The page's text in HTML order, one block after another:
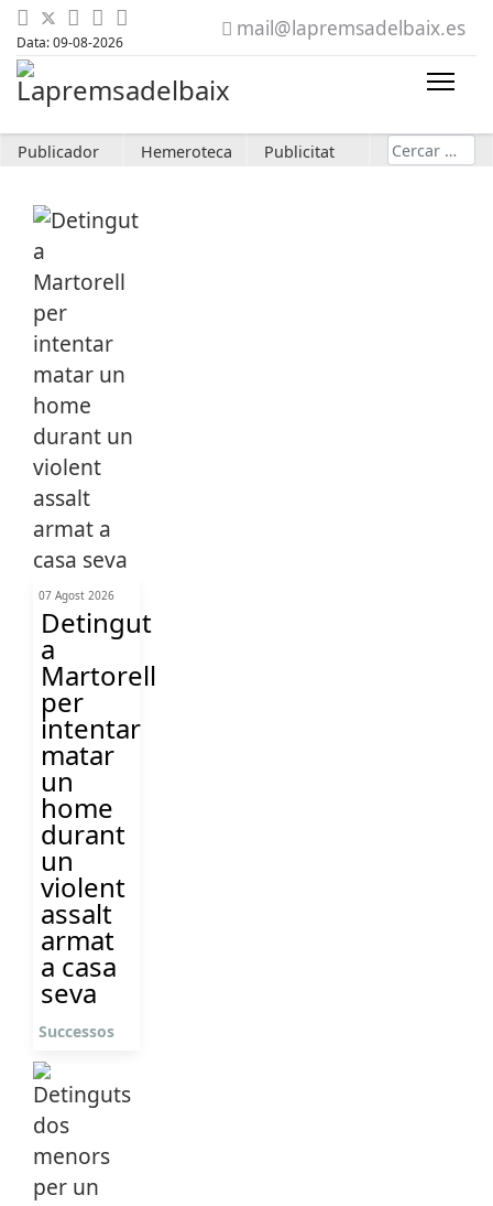
Data: 09-08-2026
mail@lapremsadelbaix.es
Publicador Hemeroteca Publicitat Cerca
07 Agost 2026
Detingut
a
Martorell
per
intentar
matar
un
home
durant
un
violent
assalt
armat
a casa
seva
Successos